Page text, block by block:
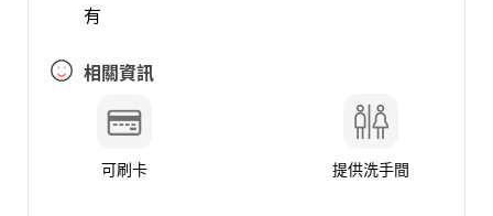
有
相關資訊
可刷卡 提供洗手間